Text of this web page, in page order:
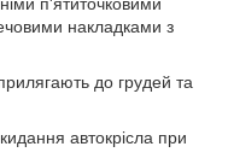
накладками з
до грудей та
автокрісла при